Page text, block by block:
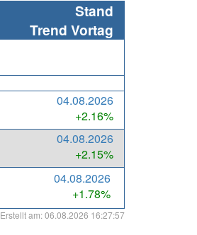
Stand
Trend Vortag
04.08.2026
+2.16%
04.08.2026
+2.15%
04.08.2026
+1.78%
Erstellt am: 06.08.2026 16:27:57